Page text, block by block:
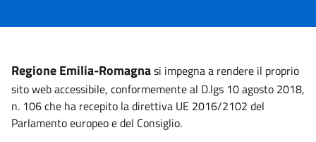
Regione Emilia-Romagnasi impegna a rendere il proprio
sito web accessibile, conformemente al D.lgs 10 agosto 2018,
n. 106 che ha recepito la direttiva UE 2016/2102 del
Parlamento europeo e del Consiglio.